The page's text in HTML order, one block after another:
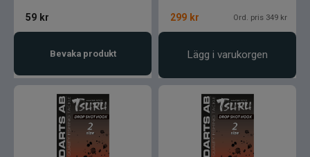
Billow Baits
Bite Of Bleak
Bomber
59 kr
Bevaka produkt
299 kr Ord. pris 349 kr
Lägg i varukorgen